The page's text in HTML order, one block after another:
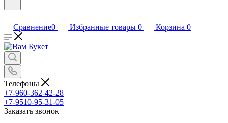
Сравнение0 Избранные товары 0 Корзина 0
Телефоны
+7-960-362-42-28
+7-9510-95-31-05
Заказать звонок